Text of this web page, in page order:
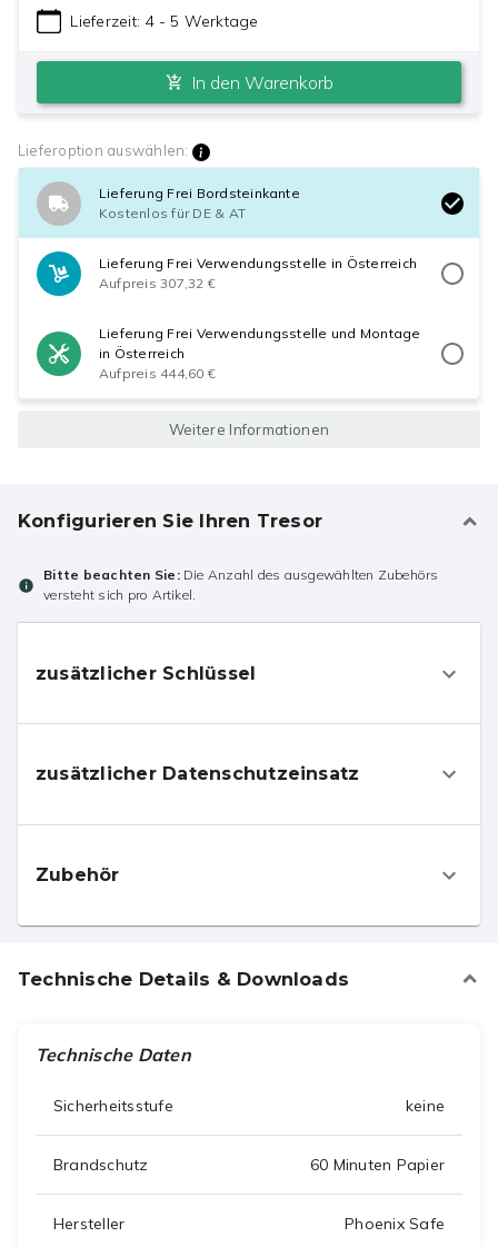
Lieferzeit: 4 - 5 Werktage
In den Warenkorb
Lieferoption auswählen:
Lieferung Frei Bordsteinkante
Kostenlos für DE & AT
Lieferung Frei Verwendungsstelle in Österreich
Aufpreis 307,32 €
Lieferung Frei Verwendungsstelle und Montage
in Österreich
Aufpreis 444,60 €
Weitere Informationen
Konfigurieren Sie Ihren Tresor
Bitte beachten Sie:Die Anzahl des ausgewählten Zubehörs
versteht sich pro Artikel.
zusätzlicher Schlüssel
zusätzlicher Datenschutzeinsatz
Zubehör
Technische Details & Downloads
Technische Daten
Sicherheitsstufe keine
Brandschutz 60 Minuten Papier
Hersteller Phoenix Safe